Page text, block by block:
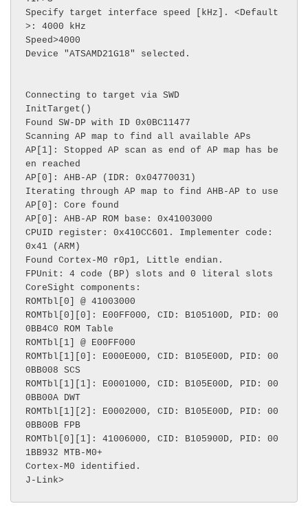
Specify target interface speed [kHz]. <Default
>: 4000 kHz
Speed>4000
Device "ATSAMD21G18" selected.
Connecting to target via SWD
InitTarget()
Found SW-DP with ID 0x0BC11477
Scanning AP map to find all available APs
AP[1]: Stopped AP scan as end of AP map has be
en reached
AP[0]: AHB-AP (IDR: 0x04770031)
Iterating through AP map to find AHB-AP to use
AP[0]: Core found
AP[0]: AHB-AP ROM base: 0x41003000
CPUID register: 0x410CC601. Implementer code:
0x41 (ARM)
Found Cortex-M0 r0p1, Little endian.
FPUnit: 4 code (BP) slots and 0 literal slots
CoreSight components:
ROMTbl[0] @ 41003000
ROMTbl[0][0]: E00FF000, CID: B105100D, PID: 00
0BB4C0 ROM Table
ROMTbl[1] @ E00FF000
ROMTbl[1][0]: E000E000, CID: B105E00D, PID: 00
0BB008 SCS
ROMTbl[1][1]: E0001000, CID: B105E00D, PID: 00
0BB00A DWT
ROMTbl[1][2]: E0002000, CID: B105E00D, PID: 00
0BB00B FPB
ROMTbl[0][1]: 41006000, CID: B105900D, PID: 00
1BB932 MTB-M0+
Cortex-M0 identified.
J-Link>